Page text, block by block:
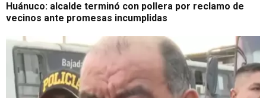
Huánuco: alcalde terminó con pollera por reclamo de
vecinos ante promesas incumplidas